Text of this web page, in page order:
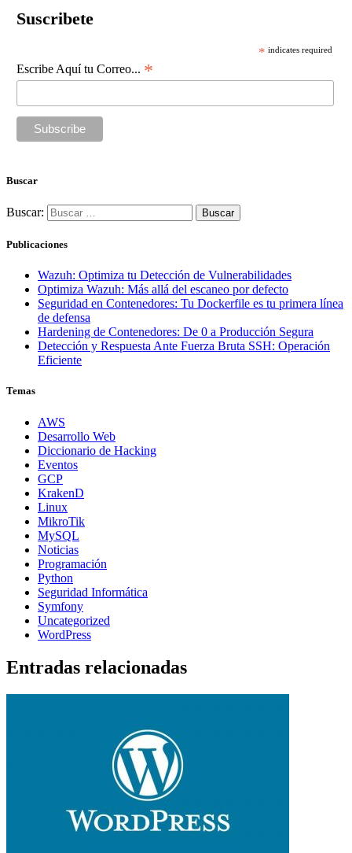
Suscribete
* indicates required
Escribe Aquí tu Correo... *
Buscar
Buscar:
Publicaciones
Wazuh: Optimiza tu Detección de Vulnerabilidades
Optimiza Wazuh: Más allá del escaneo por defecto
Seguridad en Contenedores: Tu Dockerfile es tu primera línea
de defensa
Hardening de Contenedores: De 0 a Producción Segura
Detección y Respuesta Ante Fuerza Bruta SSH: Operación
Eficiente
Temas
AWS
Desarrollo Web
Diccionario de Hacking
Eventos
GCP
KrakenD
Linux
MikroTik
MySQL
Noticias
Programación
Python
Seguridad Informática
Symfony
Uncategorized
WordPress
Entradas relacionadas